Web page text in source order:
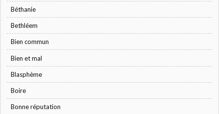
Béthanie
Bethléem
Bien commun
Bien et mal
Blasphème
Boire
Bonne réputation